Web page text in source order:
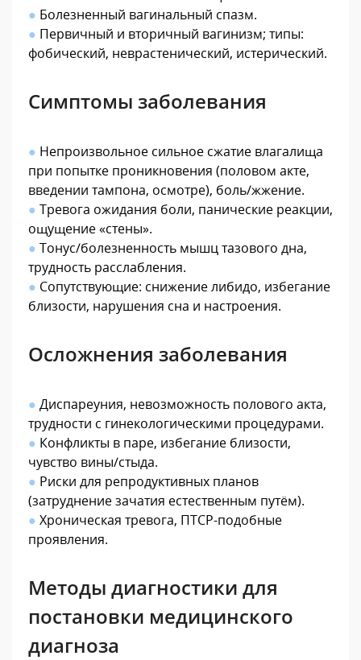
● Болезненный вагинальный спазм.
● Первичный и вторичный вагинизм; типы:
фобический, неврастенический, истерический.
Симптомы заболевания
● Непроизвольное сильное сжатие влагалища
при попытке проникновения (половом акте,
введении тампона, осмотре), боль/жжение.
● Тревога ожидания боли, панические реакции,
ощущение «стены».
● Тонус/болезненность мышц тазового дна,
трудность расслабления.
● Сопутствующие: снижение либидо, избегание
близости, нарушения сна и настроения.
Осложнения заболевания
● Диспареуния, невозможность полового акта,
трудности с гинекологическими процедурами.
● Конфликты в паре, избегание близости,
чувство вины/стыда.
● Риски для репродуктивных планов
(затруднение зачатия естественным путём).
● Хроническая тревога, ПТСР-подобные
проявления.
Методы диагностики для
постановки медицинского
диагноза